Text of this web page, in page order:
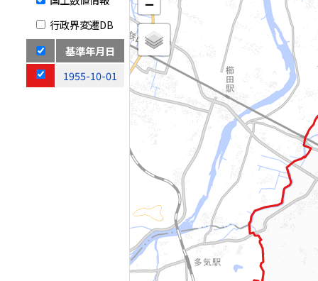
行政界変遷DB
基準年月日
1955-10-01